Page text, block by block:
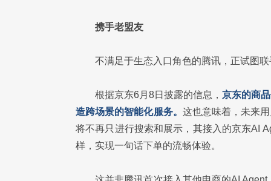
携手老盟友
不满足于生态入口角色的腾讯，正试图
根据京东6月8日披露的信息， 京东的商
造跨场景的智能化服务。 这也意味着，未来
将不再只进行搜索和展示，其接入的京东AI
样，实现一句话下单的流畅体验。